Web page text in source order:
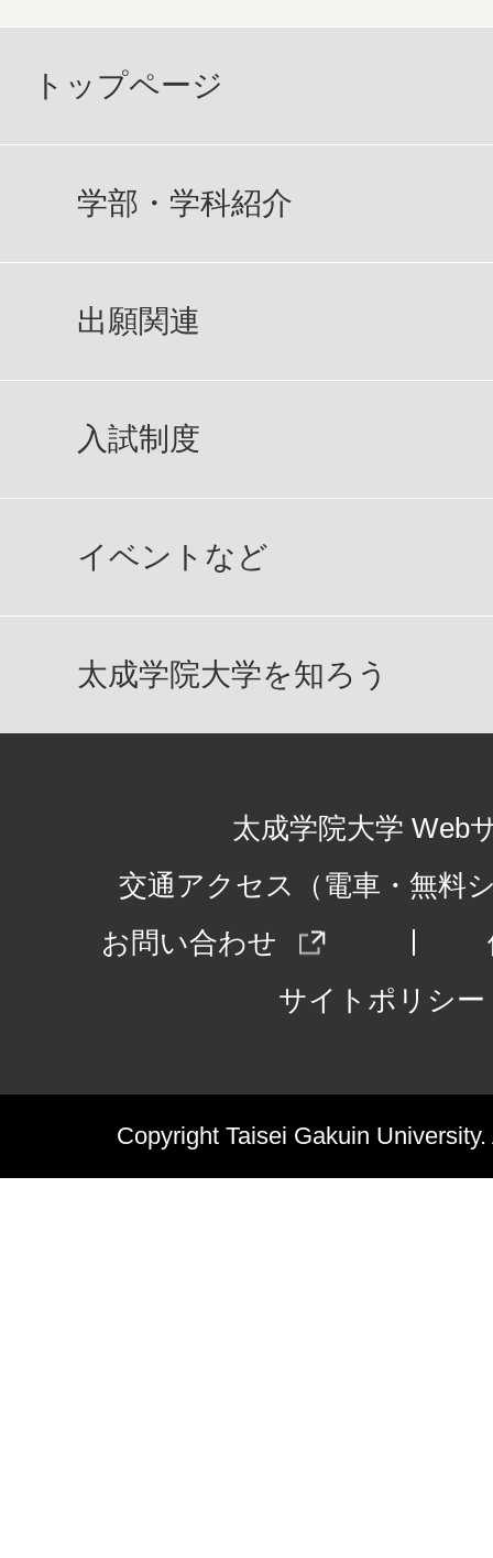
トップページ
学部・学科紹介
出願関連
入試制度
イベントなど
太成学院大学を知ろう
太成学院大学 Web
交通アクセス（電車・無料
お問い合わせ
サイトポリシー
Copyright Taisei Gakuin